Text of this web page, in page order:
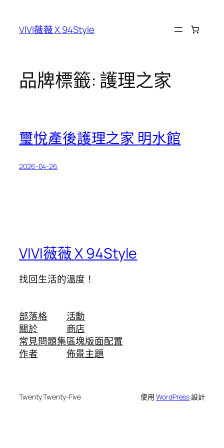
VIVI薇薇 X 94Style
品牌標籤: 護理之家
璽悅產後護理之家 明水館
2026-04-26
VIVI薇薇 X 94Style
找回生活的溫度！
部落格
關於
常見問題集
作者
活動
商店
區塊版面配置
佈景主題
Twenty Twenty-Five 使用WordPress設計